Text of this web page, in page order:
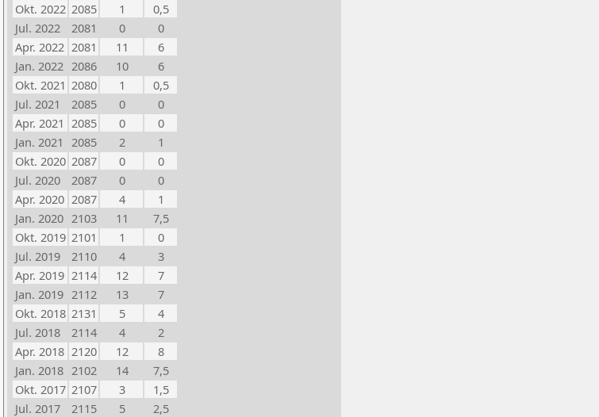
Okt. 2022 2085 1
0,5
Jul. 2022
2081 0
0
Apr. 2022 2081 11
6
Jan. 2022 2086 10
6
Okt. 2021 2080 1
0,5
Jul. 2021
2085 0
0
Apr. 2021 2085 0
0
Jan. 2021 2085 2
1
Okt. 2020 2087 0
0
Jul. 2020
2087 0
0
Apr. 2020 2087 4
1
Jan. 2020 2103 11
7,5
Okt. 2019 2101 1
0
Jul. 2019
2110 4
3
Apr. 2019 2114 12
7
Jan. 2019 2112 13
7
Okt. 2018 2131 5
4
Jul. 2018
2114 4
2
Apr. 2018 2120 12
8
Jan. 2018 2102 14
7,5
Okt. 2017 2107 3
1,5
Jul. 2017
2115 5
2,5